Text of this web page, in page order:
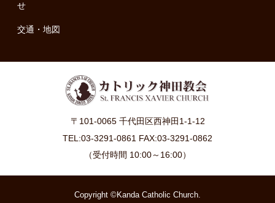
せ
交通・地図
〒101-0065 千代田区西神田1-1-12
TEL:03-3291-0861 FAX:03-3291-0862
（受付時間 10:00～16:00）
Copyright ©Kanda Catholic Church.